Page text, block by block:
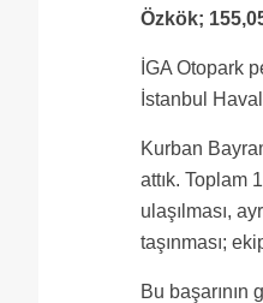
Özkök;
İGA Otopark
İstanbul
Kurban
attık. Toplam
ulaşılması,
taşınması;
Bu